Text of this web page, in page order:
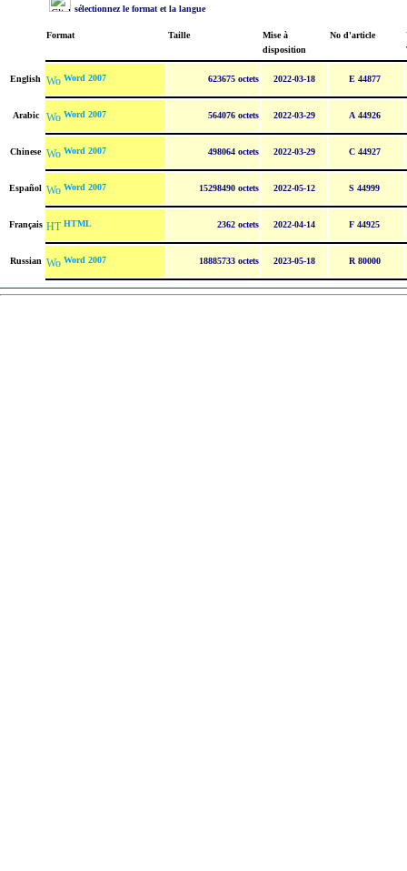
sélectionnez le format et la langue
Format Taille
Mise à
disposition
No d'article
English Word 2007 623675 octets 2022-03-18 E 44877
Arabic Word 2007 564076 octets 2022-03-29 A 44926
Chinese Word 2007 498064 octets 2022-03-29 C 44927
Español Word 2007 15298490 octets 2022-05-12 S 44999
Français HTML 2362 octets 2022-04-14 F 44925
Russian Word 2007 18885733 octets 2023-05-18 R 80000